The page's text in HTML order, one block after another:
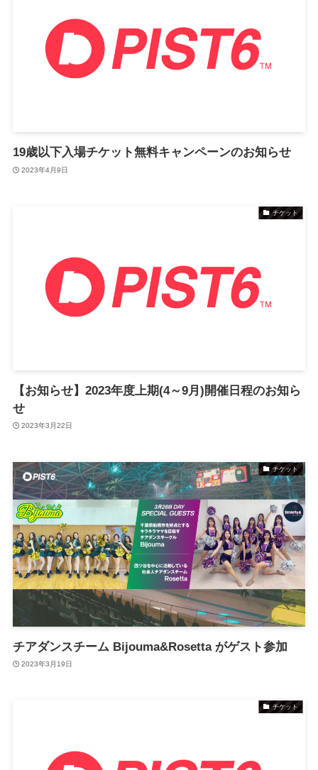
19歳以下入場チケット無料キャンペーンのお知らせ
2023年4月9日
チケット
【お知らせ】2023年度上期(4～9月)開催日程のお知ら
せ
2023年3月22日
チケット
チアダンスチーム Bijouma&Rosetta がゲスト参加
2023年3月19日
チケット